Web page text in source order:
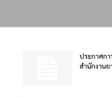
ประกาศกา
สำนักงานย